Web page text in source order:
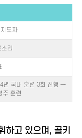
도자
리
년 국내 훈련 3회 진행 →
주 훈련
하고 있으며, 골키